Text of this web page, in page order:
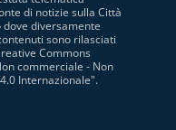
di notizie sulla Città
dove diversamente
sono rilasciati
Commons
commerciale - Non
Internazionale".